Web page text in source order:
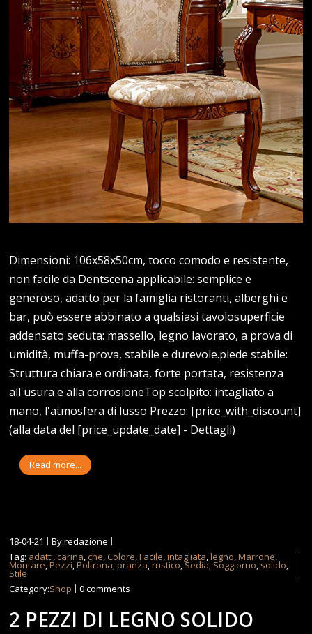
Dimensioni: 106x58x50cm, tocco comodo e resistente,
non facile da Dentscena applicabile: semplice e
generoso, adatto per la famiglia ristoranti, alberghi e
bar, può essere abbinato a qualsiasi tavolosuperficie
addensato seduta: massello, legno lavorato, a prova di
umidità, muffa-prova, stabile e durevole.piede stabile:
Struttura chiara e ordinata, forte portata, resistenza
all'usura e alla corrosioneTop scolpito: intagliato a
mano, l'atmosfera di lusso Prezzo: [price_with_discount]
(alla data del [price_update_date] - Dettagli)
Read more...
18-04-21
By:redazione
Tag: adatti, carina, che, Colore,Facile,intagliata,legno,Marrone,
Montare,Pezzi,Poltrona,pranza,rustico,Sedia, Soggiorno, solido,
Stile
Category:Shop 0 comments
2 PEZZI DI LEGNO SOLIDO